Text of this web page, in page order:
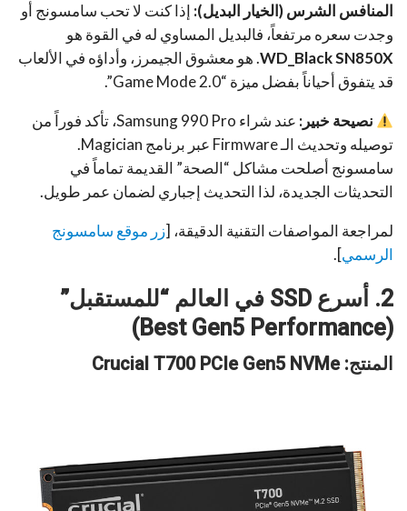
المنافس الشرس (الخيار البديل): إذا كنت لا تحب سامسونج أو
وجدت سعره مرتفعاً، فالبديل المساوي له في القوة هو
WD_Black SN850X. هو معشوق الجيمرز، وأداؤه في الألعاب
قد يتفوق أحياناً بفضل ميزة “Game Mode 2.0”.
نصيحة خبير:
عند شراء Samsung 990 Pro، تأكد فوراً من
توصيله وتحديث الـ Firmware عبر برنامج Magician.
سامسونج أصلحت مشاكل “الصحة” القديمة تماماً في
التحديثات الجديدة، لذا التحديث إجباري لضمان عمر طويل.
لمراجعة المواصفات التقنية الدقيقة، [زر موقع سامسونج
الرسمي].
2. أسرع SSD في العالم “للمستقبل”
(Best Gen5 Performance)
المنتج: Crucial T700 PCIe Gen5 NVMe